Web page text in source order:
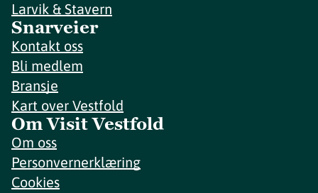
Larvik & Stavern
Snarveier
Kontakt oss
Bli medlem
Bransje
Kart over Vestfold
Om Visit Vestfold
Om oss
Personvernerklæring
Cookies